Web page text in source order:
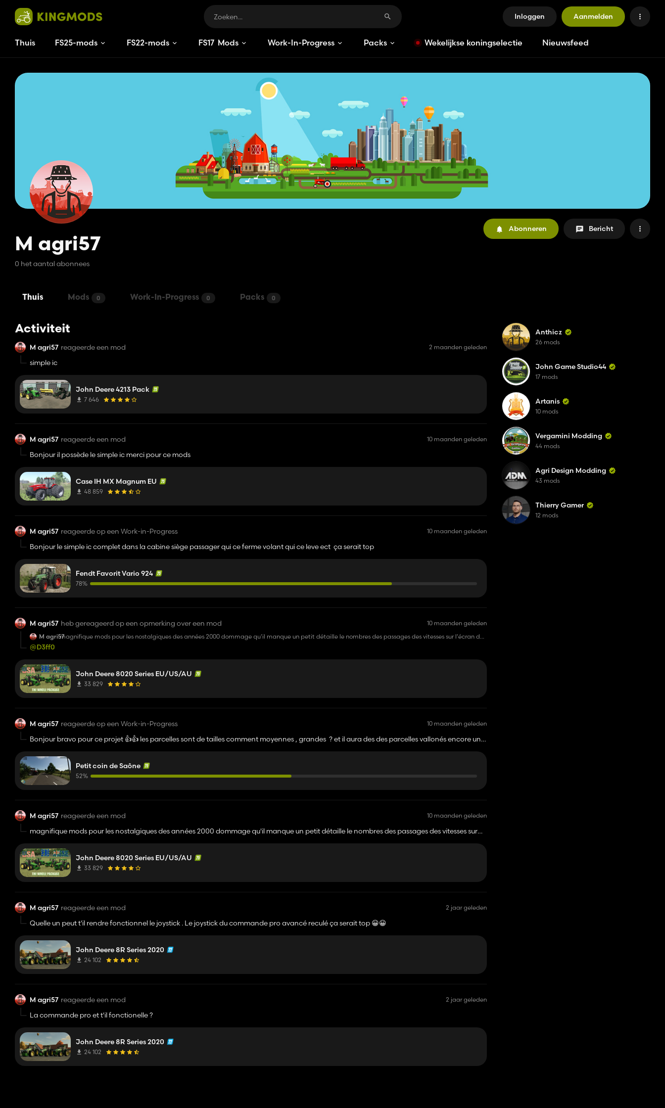
Inloggen Aanmelden
Thuis FS25-mods FS22-mods FS17 Mods Work-In-Progress Packs Wekelijkse koningselectie Nieuwsfeed
M agri57
0 het aantal abonnees
Abonneren Bericht
Thuis Mods 0 Work-In-Progress 0 Packs 0
Activiteit
M agri57 reageerde een mod 2 maanden geleden
simple ic
John Deere 4213 Pack
7 646
M agri57 reageerde een mod 10 maanden geleden
Bonjour il possède le simple ic merci pour ce mods
Case IH MX Magnum EU
48 859
M agri57 reageerde op een Work-in-Progress 10 maanden geleden
Bonjour le simple ic complet dans la cabine siège passager qui ce ferme volant qui ce leve ect ça serait top
Fendt Favorit Vario 924
78%
M agri57 heb gereageerd op een opmerking over een mod
10 maanden geleden
M agri57magnifique mods pour les nostalgiques des années 2000 dommage qu'il manque un petit détaille le nombres des passages des vitesses sur l'écran de
@D3ff0
John Deere 8020 Series EU/US/AU
33 829
M agri57 reageerde op een Work-in-Progress 10 maanden geleden
Bonjour bravo pour ce projet 👍️👍️ les parcelles sont de tailles comment moyennes , grandes ? et il aura des des parcelles vallonés encore un
Petit coin de Saône
52%
M agri57 reageerde een mod 10 maanden geleden
magnifique mods pour les nostalgiques des années 2000 dommage qu'il manque un petit détaille le nombres des passages des vitesses sur
John Deere 8020 Series EU/US/AU
33 829
M agri57 reageerde een mod 2 jaar geleden
Quelle un peut t'il rendre fonctionnel le joystick . Le joystick du commande pro avancé reculé ça serait top 😀😀
John Deere 8R Series 2020
24 102
M agri57 reageerde een mod 2 jaar geleden
La commande pro et t'il fonctionelle ?
John Deere 8R Series 2020
24 102
Anthicz
26 mods
John Game Studio44
17 mods
Artanis
10 mods
Vergamini Modding
44 mods
Agri Design Modding
43 mods
Thierry Gamer
12 mods